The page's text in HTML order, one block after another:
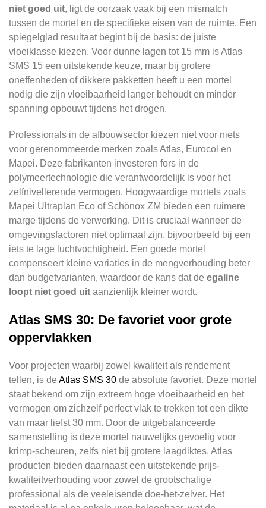
niet goed uit, ligt de oorzaak vaak bij een mismatch
tussen de mortel en de specifieke eisen van de ruimte. Een
spiegelglad resultaat begint bij de basis: de juiste
vloeiklasse kiezen. Voor dunne lagen tot 15 mm is Atlas
SMS 15 een uitstekende keuze, maar bij grotere
oneffenheden of dikkere pakketten heeft u een mortel
nodig die zijn vloeibaarheid langer behoudt en minder
spanning opbouwt tijdens het drogen.
Professionals in de afbouwsector kiezen niet voor niets
voor gerenommeerde merken zoals Atlas, Eurocol en
Mapei. Deze fabrikanten investeren fors in de
polymeertechnologie die verantwoordelijk is voor het
zelfnivellerende vermogen. Hoogwaardige mortels zoals
Mapei Ultraplan Eco of Schönox ZM bieden een ruimere
marge tijdens de verwerking. Dit is cruciaal wanneer de
omgevingsfactoren niet optimaal zijn, bijvoorbeeld bij een
iets te lage luchtvochtigheid. Een goede mortel
compenseert kleine variaties in de mengverhouding beter
dan budgetvarianten, waardoor de kans dat de egaline
loopt niet goed uit aanzienlijk kleiner wordt.
Atlas SMS 30: De favoriet voor grote
oppervlakken
Voor projecten waarbij zowel kwaliteit als rendement
tellen, is de Atlas SMS 30 de absolute favoriet. Deze mortel
staat bekend om zijn extreem hoge vloeibaarheid en het
vermogen om zichzelf perfect vlak te trekken tot een dikte
van maar liefst 30 mm. Door de uitgebalanceerde
samenstelling is deze mortel nauwelijks gevoelig voor
krimp-scheuren, zelfs niet bij grotere laagdiktes. Atlas
producten bieden daarnaast een uitstekende prijs-
kwaliteitverhouding voor zowel de grootschalige
professional als de veeleisende doe-het-zelver. Het